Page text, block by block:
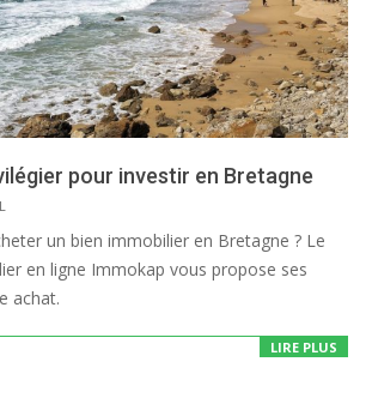
pour investir en Bretagne
un bien immobilier en Bretagne ? Le
en ligne Immokap vous propose ses
achat.
LIRE PLUS